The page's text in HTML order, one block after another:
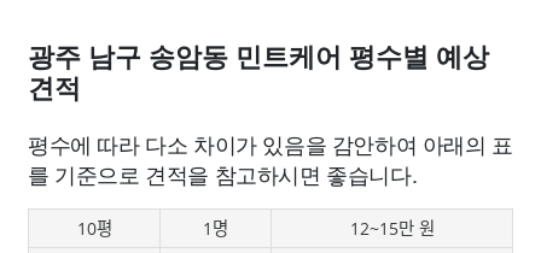
광주 남구 송암동 민트케어 평수별 예상
견적
평수에 따라 다소 차이가 있음을 감안하여 아래의 표
를 기준으로 견적을 참고하시면 좋습니다.
10평 1명
12~15만 원